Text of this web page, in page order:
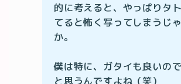
的に考えると、やっぱりタ
てると怖く写ってしまうじ
か。
僕は特に、ガタイも良いの
と思うんですよね（笑）